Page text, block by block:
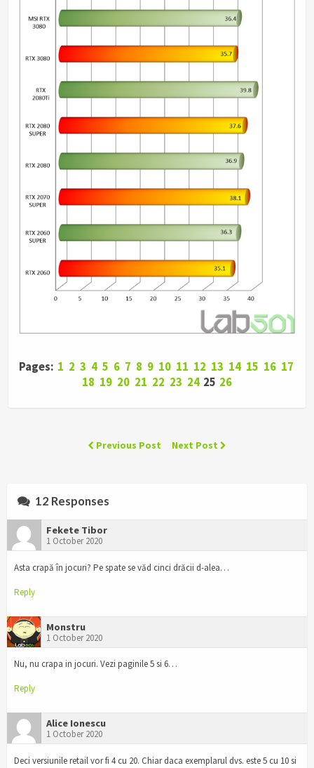
Pages: 1 2 3 4 5 6 7 8 9 10 11 12 13 14 15 16 17
18 19 20 21 22 23 24 25 26
Previous Post Next Post
12 Responses
Fekete Tibor
1 October 2020
Asta crapă în jocuri? Pe spate se văd cinci drăcii d-alea…
Reply
Monstru
1 October 2020
Nu, nu crapa in jocuri. Vezi paginile 5 si 6…
Reply
Alice Ionescu
1 October 2020
Deci versiunile retail vor fi 4 cu 20. Chiar daca exemplarul dvs. este 5 cu 10 si